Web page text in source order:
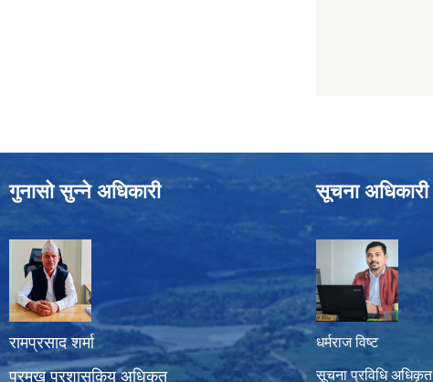
गुनासो सुन्ने अधिकारी
रामप्रसाद शर्मा
प्रमुख प्रशासकिय अधिकृत
सूचना अधिकारी
धर्मराज विष्ट
सूचना प्रविधि अधिकृत